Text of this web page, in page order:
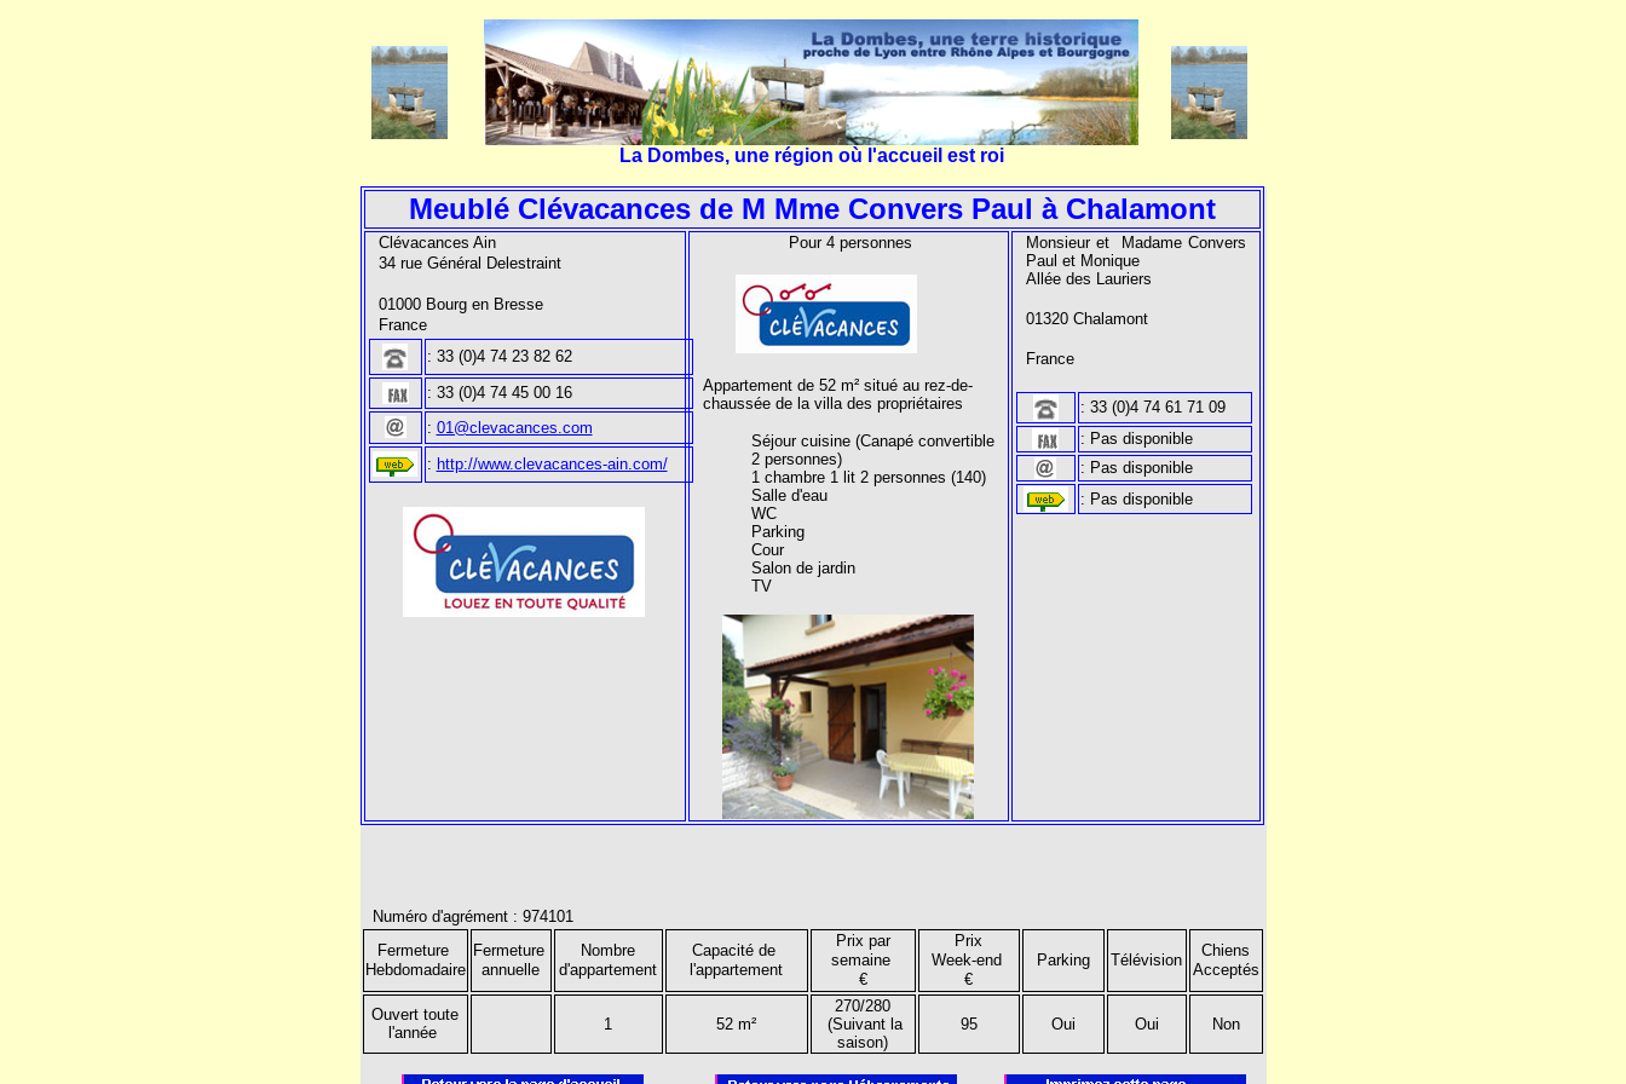
La Dombes, une région où l'accueil est roi
Meublé Clévacances de M Mme Convers Paul à Chalamont
Clévacances Ain
34 rue Général Delestraint
01000 Bourg en Bresse
France
: 33 (0)4 74 23 82 62
: 33 (0)4 74 45 00 16
: 01@clevacances.com
: http://www.clevacances-ain.com/
Pour 4 personnes
Appartement de 52 m² situé au rez-de-
chaussée de la villa des propriétaires
Séjour cuisine (Canapé convertible
2 personnes)
1 chambre 1 lit 2 personnes (140)
Salle d'eau
WC
Parking
Cour
Salon de jardin
TV
Monsieur et Madame Convers
Paul et Monique
Allée des Lauriers
01320 Chalamont
France
: 33 (0)4 74 61 71 09
: Pas disponible
: Pas disponible
: Pas disponible
Numéro d'agrément : 974101
Fermeture
Hebdomadaire
Fermeture
annuelle
Nombre
d'appartement
Capacité de
l'appartement
Prix par
semaine
€
Prix
Week-end
€
Parking Télévision
Chiens
Acceptés
Ouvert toute
l'année
1 52 m²
270/280
(Suivant la
saison)
95 Oui Oui Non